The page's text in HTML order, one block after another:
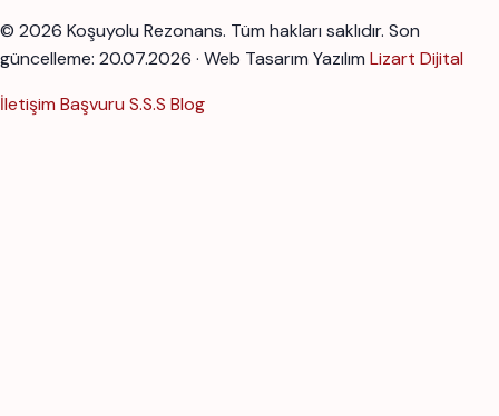
© 2026 Koşuyolu Rezonans. Tüm hakları saklıdır. Son
güncelleme: 20.07.2026 · Web Tasarım Yazılım Lizart Dijital
İletişim Başvuru S.S.S Blog